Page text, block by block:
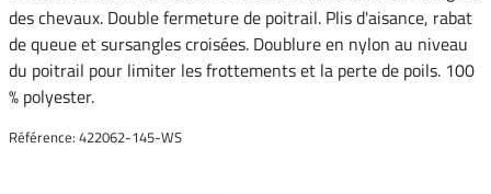
des chevaux. Double fermeture de poitrail. Plis d'aisance, rabat
de queue et sursangles croisées. Doublure en nylon au niveau
du poitrail pour limiter les frottements et la perte de poils. 100
% polyester.
Référence: 422062-145-WS